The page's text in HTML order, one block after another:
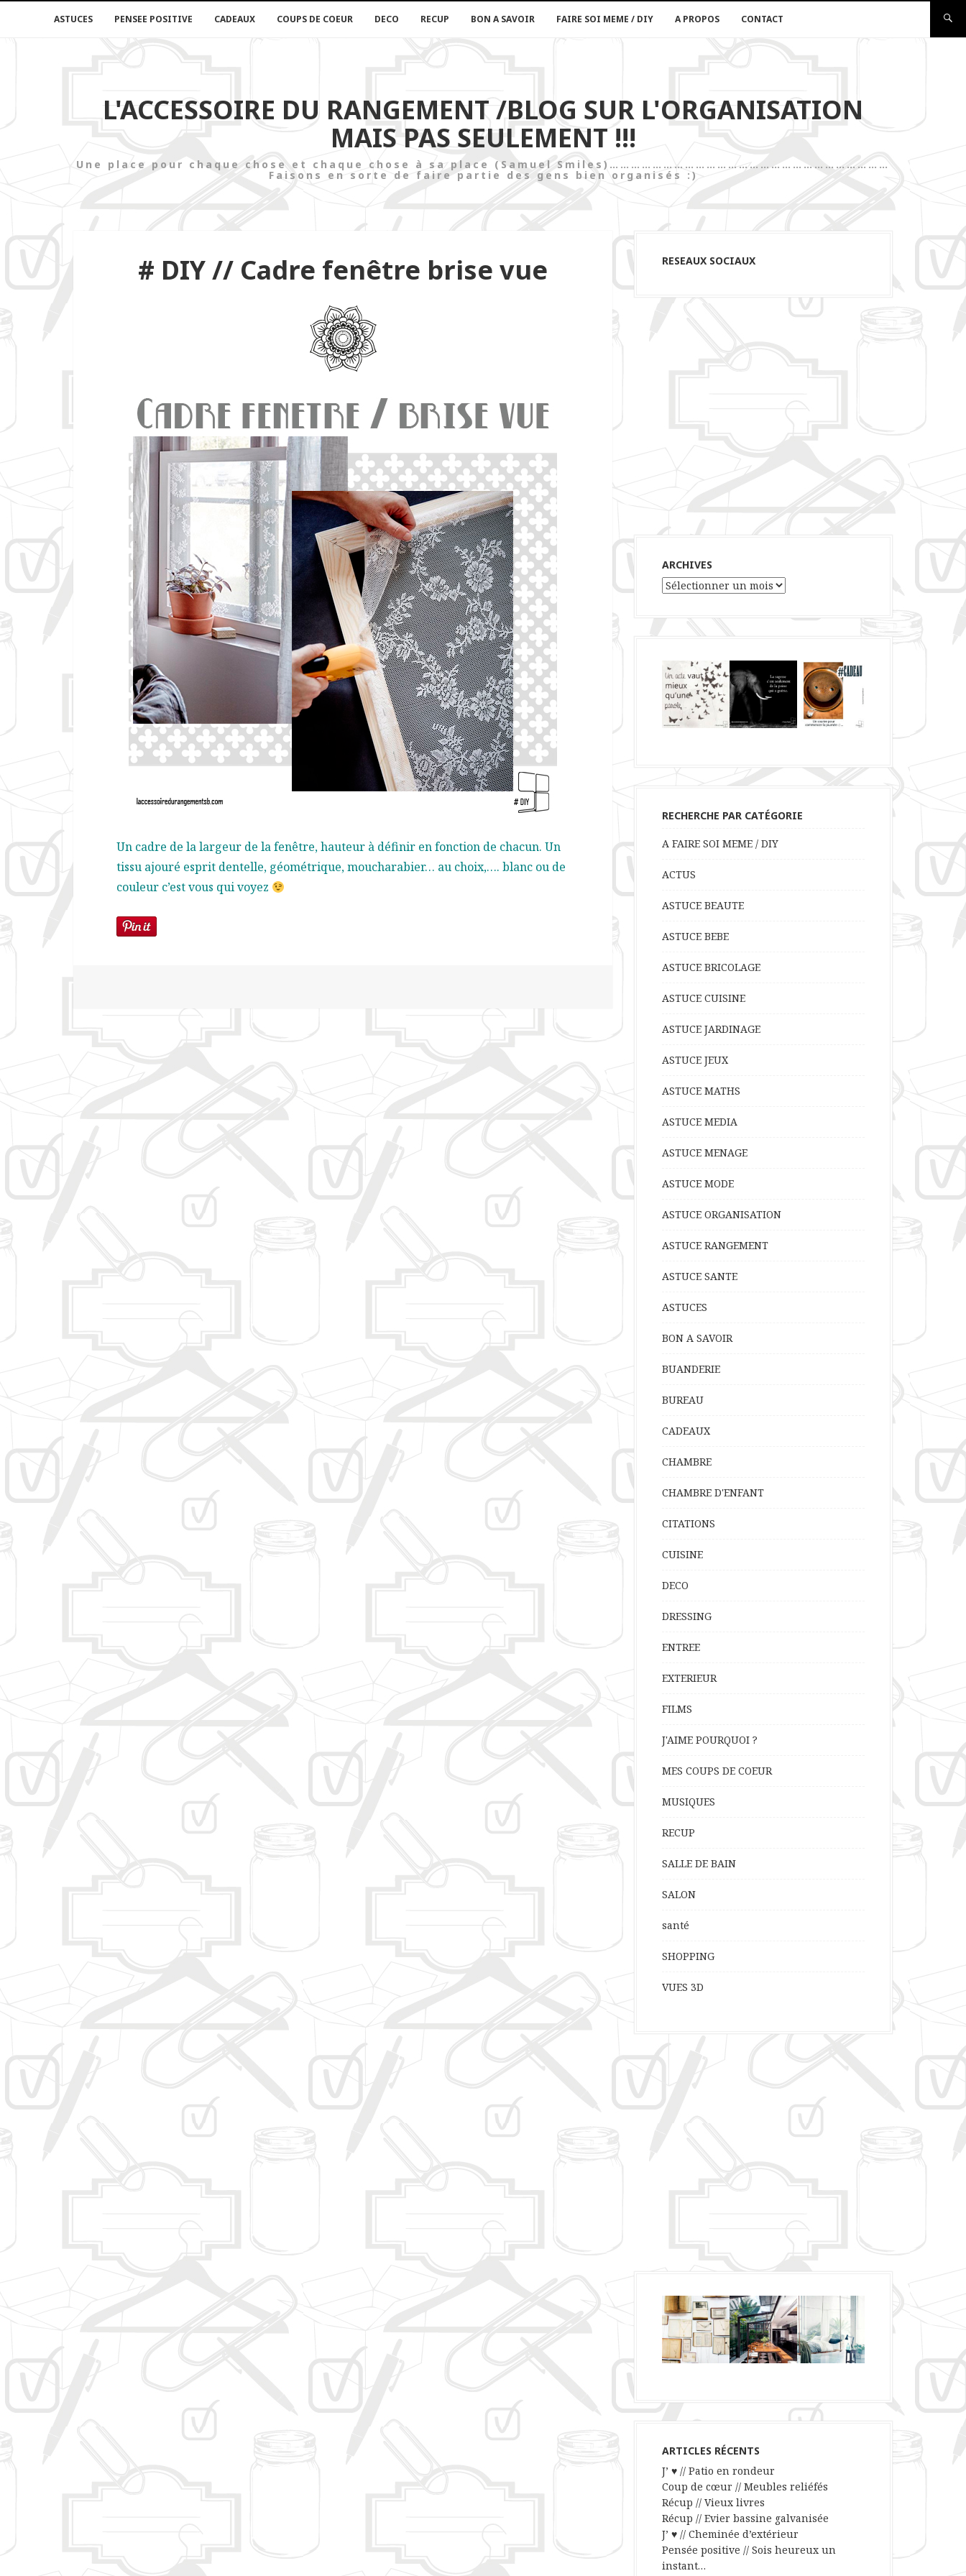
ASTUCES PENSEE POSITIVE CADEAUX COUPS DE COEUR DECO RECUP BON A SAVOIR FAIRE SOI MEME / DIY A PROPOS CONTACT
L'ACCESSOIRE DU RANGEMENT /BLOG SUR L'ORGANISATION
MAIS PAS SEULEMENT !!!
Une place pour chaque chose et chaque chose à sa place (Samuel Smiles)……………………………………………………………………
Faisons en sorte de faire partie des gens bien organisés :)
# DIY // Cadre fenêtre brise vue
Un cadre de la largeur de la fenêtre, hauteur à définir en fonction de chacun. Un
tissu ajouré esprit dentelle, géométrique, moucharabier… au choix,…. blanc ou de
couleur c’est vous qui voyez
RESEAUX SOCIAUX
ARCHIVES
Archives
RECHERCHE PAR CATÉGORIE
A FAIRE SOI MEME / DIY
ACTUS
ASTUCE BEAUTE
ASTUCE BEBE
ASTUCE BRICOLAGE
ASTUCE CUISINE
ASTUCE JARDINAGE
ASTUCE JEUX
ASTUCE MATHS
ASTUCE MEDIA
ASTUCE MENAGE
ASTUCE MODE
ASTUCE ORGANISATION
ASTUCE RANGEMENT
ASTUCE SANTE
ASTUCES
BON A SAVOIR
BUANDERIE
BUREAU
CADEAUX
CHAMBRE
CHAMBRE D'ENFANT
CITATIONS
CUISINE
DECO
DRESSING
ENTREE
EXTERIEUR
FILMS
J'AIME POURQUOI ?
MES COUPS DE COEUR
MUSIQUES
RECUP
SALLE DE BAIN
SALON
santé
SHOPPING
VUES 3D
ARTICLES RÉCENTS
J’ ♥ // Patio en rondeur
Coup de cœur // Meubles reliéfés
Récup // Vieux livres
Récup // Evier bassine galvanisée
J’ ♥ // Cheminée d’extérieur
Pensée positive // Sois heureux un
instant…